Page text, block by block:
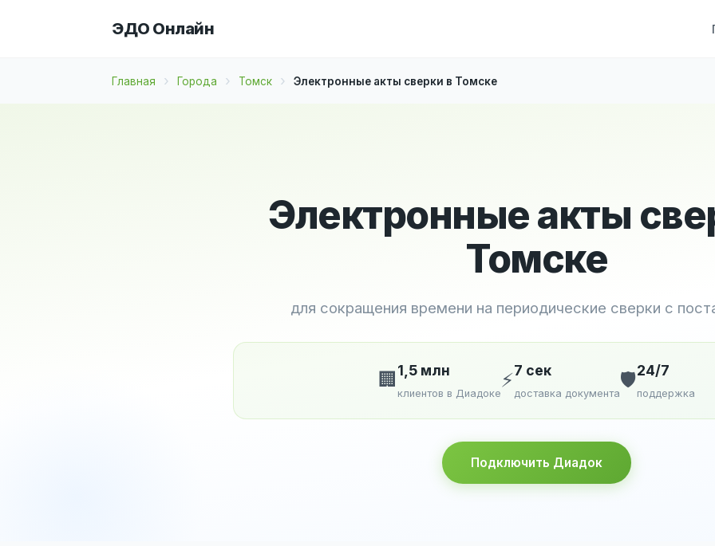
ЭДО Онлайн
Главная Города Томск Электронные акты сверки в Томске
Электронные акты
Томске
для сокращения времени на периодические сверки с
🏢 1,5 млн
клиентов в Диадоке
⚡7 сек
доставка документа
🛡️24/7
поддержка
Подключить Диадок